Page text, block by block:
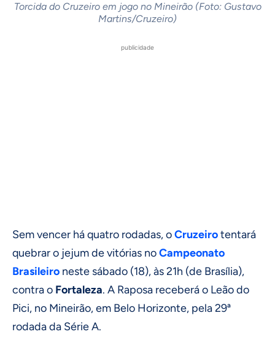
Torcida do Cruzeiro em jogo no Mineirão (Foto: Gustavo
Martins/Cruzeiro)
publicidade
Sem vencer há quatro rodadas, oCruzeirotentará
quebrar o jejum de vitórias noCampeonato
Brasileiro neste sábado (18), às 21h (de Brasília),
contra o Fortaleza. A Raposa receberá o Leão do
Pici, no Mineirão, em Belo Horizonte, pela 29ª
rodada da Série A.